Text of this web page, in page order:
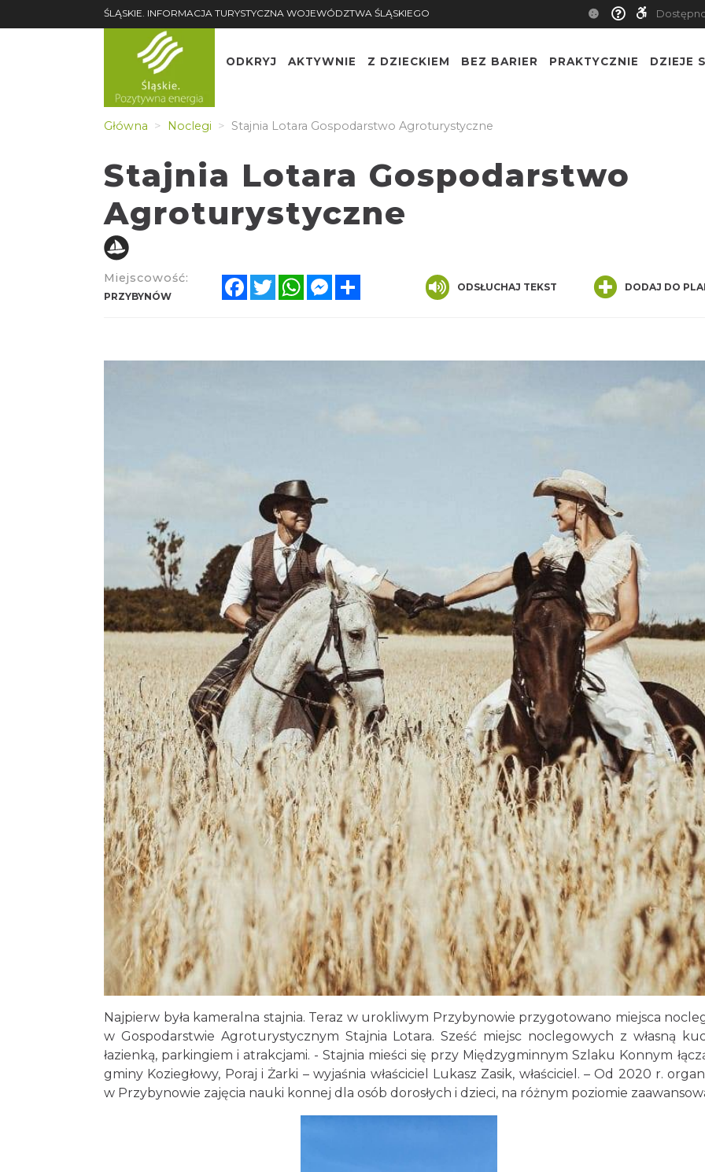
ŚLĄSKIE. INFORMACJA TURYSTYCZNA WOJEWÓDZTWA ŚLĄSKIEGO
ODKRYJ AKTYWNIE Z DZIECKIEM BEZ BARIER PRAKTYCZNIE DZIEJE
Główna Noclegi Stajnia Lotara Gospodarstwo Agroturystyczne
Stajnia Lotara Gospodarstwo
Agroturystyczne
Miejscowość:
PRZYBYNÓW
FacebookTwitterWhatsAppMessenger ODSŁUCHAJ TEKST DODAJ DO
Najpierw była kameralna stajnia. Teraz w urokliwym Przybynowie przygotowano miejsca
w Gospodarstwie Agroturystycznym Stajnia Lotara. Sześć miejsc noclegowych z własną
łazienką, parkingiem i atrakcjami. - Stajnia mieści się przy Międzygminnym Szlaku Konnym
gminy Koziegłowy, Poraj i Żarki – wyjaśnia właściciel Lukasz Zasik, właściciel. – Od 2020 r.
w Przybynowie zajęcia nauki konnej dla osób dorosłych i dzieci, na różnym poziomie